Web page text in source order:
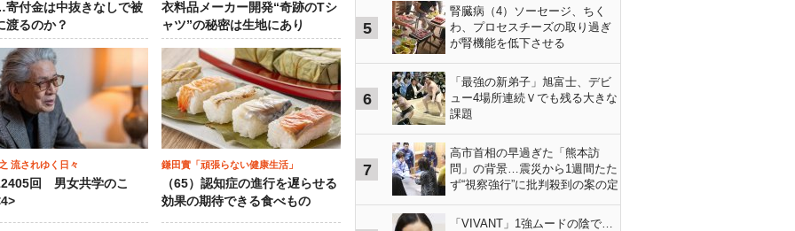
付金は中抜きなしで被
渡るのか？
衣料品メーカー開発“奇跡のTシ
ャツ”の秘密は生地にあり
流されゆく日々
回 男女共学のこ
鎌田實「頑張らない健康生活」
（65）認知症の進行を遅らせる
効果の期待できる食べもの
5
腎臓病（4）ソーセージ、ちく
わ、プロセスチーズの取り過ぎ
が腎機能を低下させる
6
「最強の新弟子」旭富士、デビ
ュー4場所連続Ｖでも残る大きな
課題
7
高市首相の早過ぎた「熊本訪
問」の背景…震災から1週間たた
ず“視察強行”に批判殺到の案の定
「VIVANT」1強ムードの陰で…